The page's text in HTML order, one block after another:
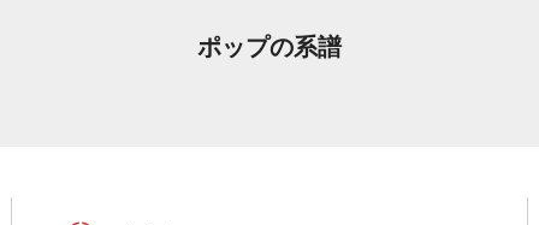
ポップの系譜